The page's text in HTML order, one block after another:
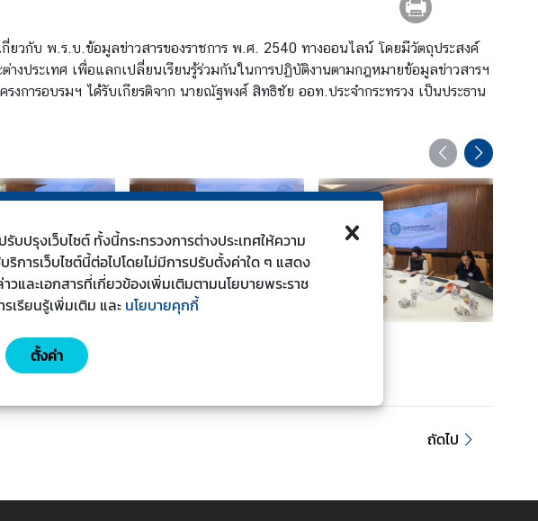
ยวกับ พ.ร.บ.ข้อมูลข่าวสารของราชการ พ.ศ. 2540 ทางออนไลน์ โดยมีวัตถุประสงค์
งประเทศ เพื่อแลกเปลี่ยนเรียนรู้ร่วมกันในการปฏิบัติงานตามกฎหมายข้อมูลข่าวสารฯ
งการอบรมฯ ได้รับเกียรติจาก นายณัฐพงศ์ สิทธิชัย ออท.ประจำกระทรวง เป็นประธาน
ถัดไป
ปรุงเว็บไซต์ ทั้งนี้กระทรวงการต่างประเทศให้ความ
ารเว็บไซต์นี้ต่อไปโดยไม่มีการปรับตั้งค่าใด ๆ แสดง
และเอกสารที่เกี่ยวข้องเพิ่มเติมตามนโยบายพระราช
รียนรู้เพิ่มเติม และ นโยบายคุกกี้
ตั้งค่า